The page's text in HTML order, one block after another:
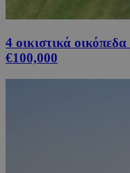
4 οικιστικά
€100,000